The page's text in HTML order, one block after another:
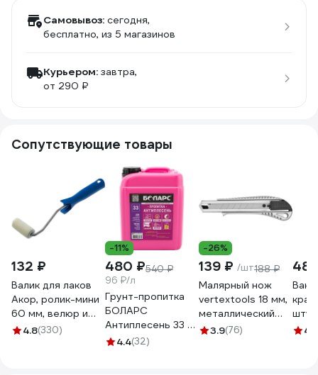
Самовывоз: сегодня,
бесплатно, из 5 магазинов
Курьером: завтра,
от 290 ₽
Сопутствующие товары
132 ₽
Валик для лаков
Акор, ролик-мини
60 мм, велюр и
шерсть 4 мм,
4.8(330)
-11%
480 ₽540 ₽
96 ₽/л
Грунт-пропитка
БОЛАРС
Антиплесень 33 5
кг 00000042437
4.4(32)
-26%
139 ₽ /шт188 ₽
Малярный нож
vertextools 18 мм,
металлический
0044-18-02
3.9(76) 4.6